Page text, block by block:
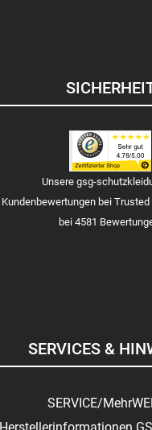
SERVICES &
SERVICE/
Unsere gsg-
Kundenbewertungen bei Trusted
bei 4581